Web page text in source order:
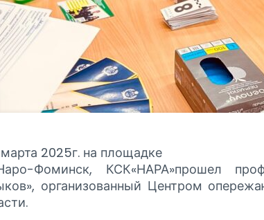
марта 2025г. на площадке
Фоминск, КСК«НАРА»прошел
организованный Центром